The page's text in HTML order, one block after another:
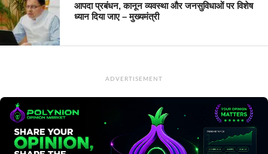
आपदा प्रबंधन, कानून व्यवस्था और जनसुविधाओं पर विशेष
ध्यान दिया जाए – मुख्यमंत्री
ADVERTISEMENT